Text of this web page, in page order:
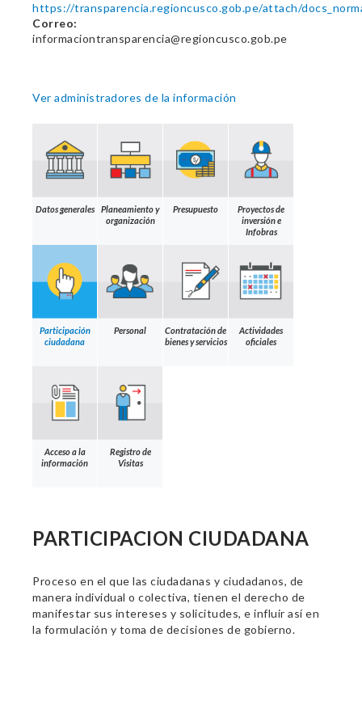
https://transparencia.regioncusco.gob.pe/attach/
Correo:
informaciontransparencia@regioncusco.gob.pe
Ver administradores de la información
Datos generales
Planeamiento y
organización
Presupuesto
Proyectos de
inversión e
Infobras
Participación
ciudadana
Personal
Contratación de
bienes y servicios
Actividades
oficiales
Acceso a la
información
Registro de
Visitas
PARTICIPACION CIUDADANA
Proceso en el que las ciudadanas y ciudadanos, de
manera individual o colectiva, tienen el derecho de
manifestar sus intereses y solicitudes, e influir así en
la formulación y toma de decisiones de gobierno.